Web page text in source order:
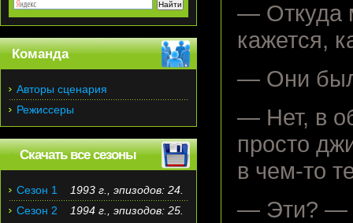
— Откуда
кажется,
— Они
— Нет, в
просто
в чем-то
— Эти? —
Команда
Авторы сценария
Режиссеры
Скачать все сезоны
Сезон 1
1993 г., эпизодов: 24.
Сезон 2
1994 г., эпизодов: 25.